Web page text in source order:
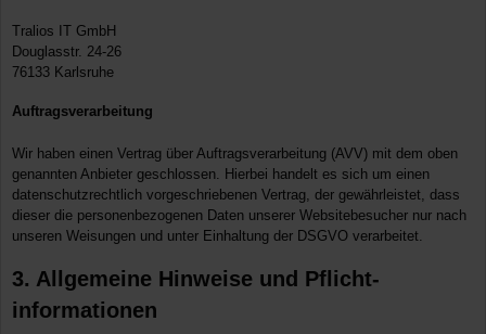
Tralios IT GmbH
Douglasstr. 24-26
76133 Karlsruhe
Auftragsverarbeitung
Wir haben einen Vertrag über Auftragsverarbeitung (AVV) mit dem oben
genannten Anbieter geschlossen. Hierbei handelt es sich um einen
datenschutzrechtlich vorgeschriebenen Vertrag, der gewährleistet, dass
dieser die personenbezogenen Daten unserer Websitebesucher nur nach
unseren Weisungen und unter Einhaltung der DSGVO verarbeitet.
3. Allgemeine Hinweise und Pflicht­
informationen